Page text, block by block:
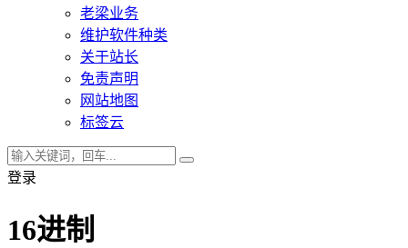
老梁业务
维护软件种类
关于站长
免责声明
网站地图
标签云
登录
16进制